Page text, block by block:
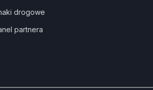
drogowe
partnera